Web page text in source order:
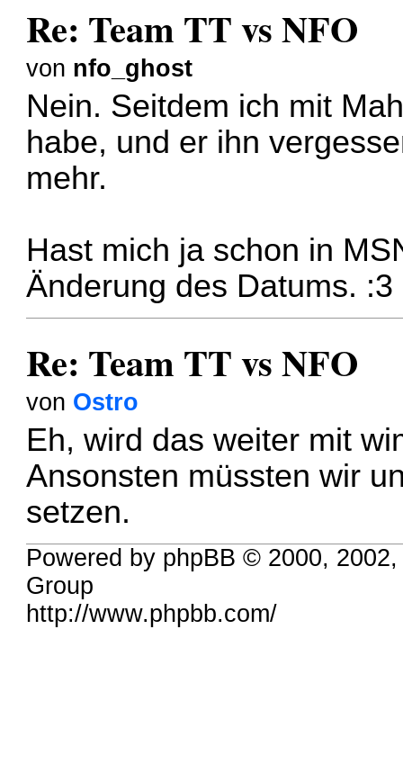
Re: Team TT vs NFO
von nfo_ghost
Nein. Seitdem ich mit
habe, und er ihn
mehr.
Hast mich ja schon in
Änderung des Datums. :3
Re: Team TT vs NFO
von Ostro
Eh, wird das weiter mit
Ansonsten müssten wir
setzen.
Powered by phpBB © 2000,
Group
http://www.phpbb.com/